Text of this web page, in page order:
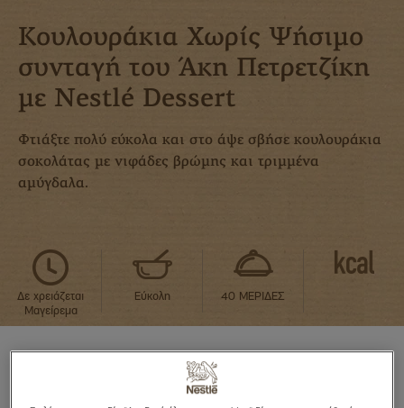
Κουλουράκια Χωρίς Ψήσιμο
συνταγή του Άκη Πετρετζίκη
με Nestlé Dessert
Φτιάξτε πολύ εύκολα και στο άψε σβήσε κουλουράκια
σοκολάτας με νιφάδες βρώμης και τριμμένα
αμύγδαλα.
Δε χρειάζεται
Μαγείρεμα
Εύκολη 40 ΜΕΡΙΔΕΣ